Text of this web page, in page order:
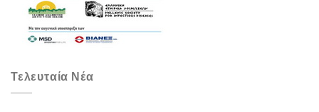
Τελευταία Νέα